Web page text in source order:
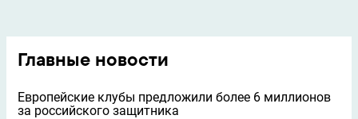
Главные новости
Европейские клубы предложили более 6 миллионов
за российского защитника